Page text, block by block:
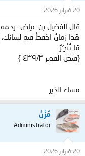
20 فبراير 2026
قال الفضيل بن عياض -رحمه
هَذَا زَمَانٌ احْفَظْ فِيهِ
مَا تُنْكِرُ.
{فيض القدير ٣/‏٤٣٩ }
مساء الخير
مُزُنْ
Administrator
20 فبراير 2026